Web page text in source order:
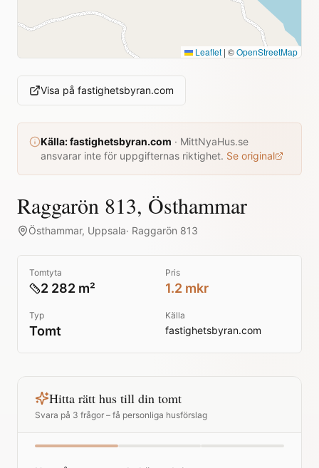
Leaflet | ©OpenStreetMap
Visa på fastighetsbyran.com
Källa:fastighetsbyran.com · MittNyaHus.se
ansvarar inte för uppgifternas riktighet. Se original
Raggarön 813, Östhammar
Östhammar, Uppsala· Raggarön 813
Tomtyta
2 282 m²
Pris
1.2 mkr
Typ
Tomt
Källa
fastighetsbyran.com
Hitta rätt hus till din tomt
Svara på 3 frågor – få personliga husförslag